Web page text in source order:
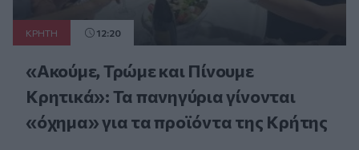
ΚΡΗΤΗ 12:20
«Ακούμε, Τρώμε και Πίνουμε
Κρητικά»: Τα πανηγύρια γίνονται
«όχημα» για τα προϊόντα της Κρήτης